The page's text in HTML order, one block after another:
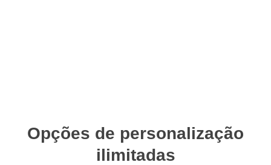
Opções de personalização
ilimitadas